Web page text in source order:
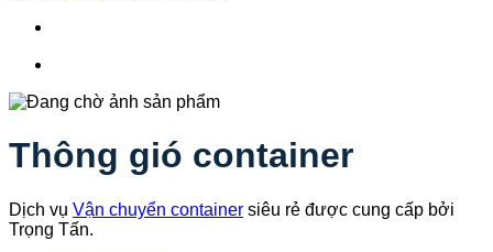
Thông gió container
Dịch vụ Vận chuyển container siêu rẻ được cung cấp bởi
Trọng Tấn.